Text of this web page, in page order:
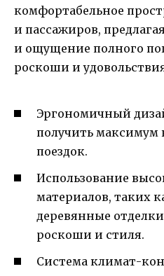
комфортабельное
и пассажиров,
и ощущение полного
роскоши и
Эргономичный
получить максимум
поездок.
Использование
материалов, таких
деревянные
роскоши и стиля.
Система климат-